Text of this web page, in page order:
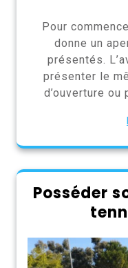
Pour
donne un
présentés.
présenter le
d’ouverture
Posséder